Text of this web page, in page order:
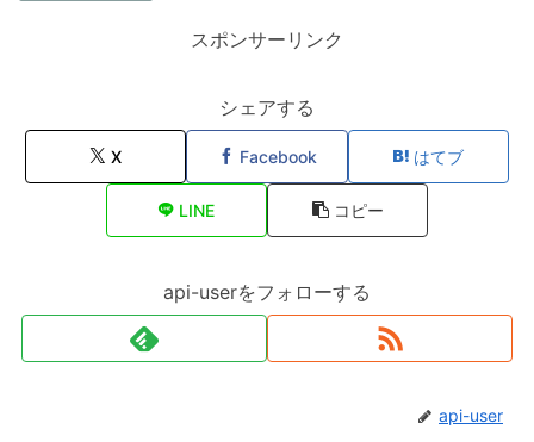
スポンサーリンク
シェアする
X Facebook はてブ
LINE コピー
api-userをフォローする
api-user